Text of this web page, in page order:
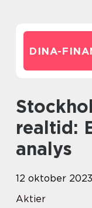
DINA-
Stockholmsbörsen i
realtid:
analys
12 oktober 2023
Aktier